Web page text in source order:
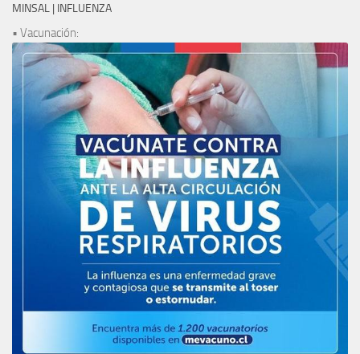
MINSAL | INFLUENZA
• Vacunación: